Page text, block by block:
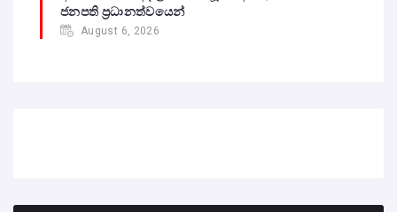
ජනපති ප්‍රධානත්වයෙන්
August 6, 2026